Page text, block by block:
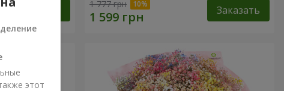
1 777 грн Заказать
этот